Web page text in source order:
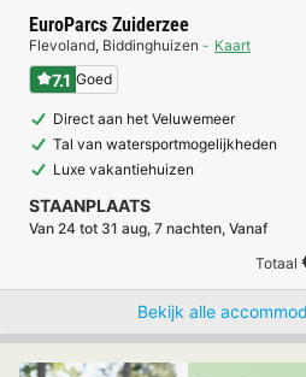
EuroParcs Zuiderzee
Flevoland, Biddinghuizen Kaart
7.1 Goed
Direct aan het Veluwemeer
Tal van watersportmogelijkheden
Luxe vakantiehuizen
STAANPLAATS
Van 24 tot 31 aug, 7 nachten, Vanaf
Totaal
Bekijk alle